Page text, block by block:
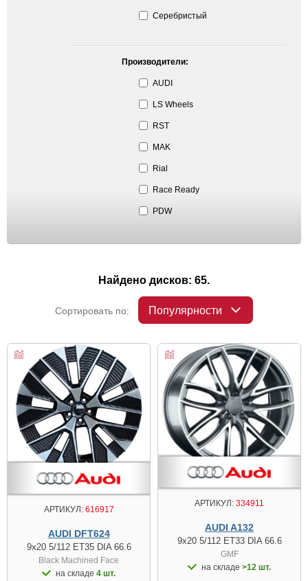
Серебристый
Производители:
AUDI
LS Wheels
RST
MAK
Rial
Race Ready
PDW
Найдено дисков: 65.
Сортировать по: Популярности
АРТИКУЛ:616917
AUDI DFT624
9x20 5/112 ET35 DIA 66.6
Black Machined Face
на складе 4 шт.
АРТИКУЛ: 334911
AUDI A132
9x20 5/112 ET33 DIA 66.6
GMF
на складе >12 шт.